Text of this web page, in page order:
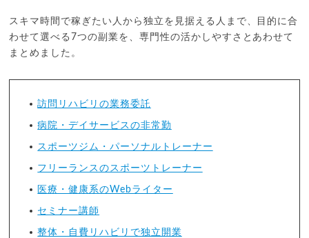
スキマ時間で稼ぎたい人から独立を見据える人まで、目的に合
わせて選べる7つの副業を、専門性の活かしやすさとあわせて
まとめました。
訪問リハビリの業務委託
病院・デイサービスの非常勤
スポーツジム・パーソナルトレーナー
フリーランスのスポーツトレーナー
医療・健康系のWebライター
セミナー講師
整体・自費リハビリで独立開業